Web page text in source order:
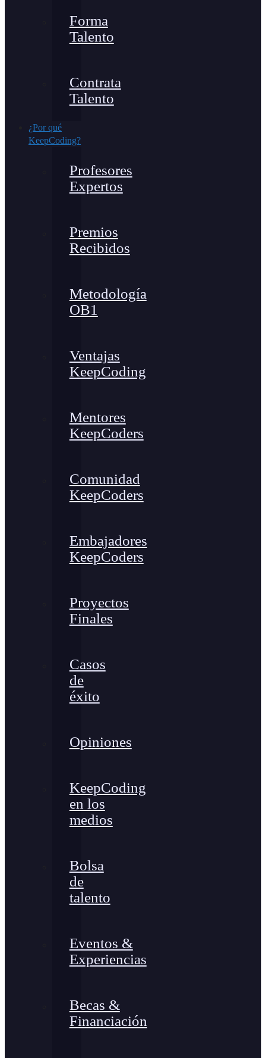
Forma
Talento
Contrata
Talento
¿Por qué
KeepCoding?
Profesores
Expertos
Premios
Recibidos
Metodología
OB1
Ventajas
KeepCoding
Mentores
KeepCoders
Comunidad
KeepCoders
Embajadores
KeepCoders
Proyectos
Finales
Casos
de
éxito
Opiniones
KeepCoding
en los
medios
Bolsa
de
talento
Eventos &
Experiencias
Becas &
Financiación